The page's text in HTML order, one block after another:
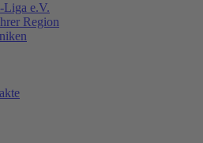
e.V.
Region